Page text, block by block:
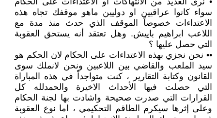
سواء كانوا عراقيين او دوليين ماهو موقفك تجاه هذه
الاعتداءات خصوصاً الموقف الذي حدث منذ مدة مع
اللاعب ابراهيم باييش. وهل تعتقد أنه يستحق العقوبة
التي حصل عليها ؟
•• نحن نجزي بهذه الاعتداءات على الحكام لان الحكم هو
سيد الملعب والقاضي بين اللاعبين ونحن لانملك سوى
القانون وكتابة التقارير ، كنت متواجداً في هذه المباراة
التي حصلت فيها الأحداث الاخيرة والحمدلله كل
القرارات التي صدرت صحيحة واشادت بها لجنة الحكام
وعلى إثرها سيكرم الطاقم التحكيمي ، اما نوع العقوبة